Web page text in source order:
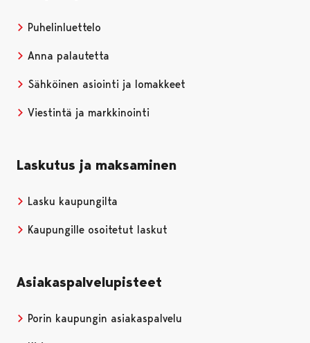
Puhelinluettelo
Anna palautetta
Sähköinen asiointi ja lomakkeet
Viestintä ja markkinointi
Laskutus ja maksaminen
Lasku kaupungilta
Kaupungille osoitetut laskut
Asiakaspalvelupisteet
Porin kaupungin asiakaspalvelu